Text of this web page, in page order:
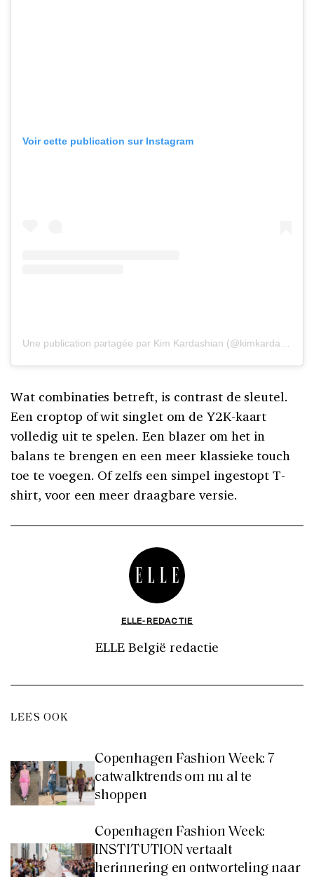
Voir cette publication sur Instagram
Une publication partagée par Kim Kardashian (@kimkardashian)
Wat combinaties betreft, is contrast de sleutel.
Een croptop of wit singlet om de Y2K-kaart
volledig uit te spelen. Een blazer om het in
balans te brengen en een meer klassieke touch
toe te voegen. Of zelfs een simpel ingestopt T-
shirt, voor een meer draagbare versie.
ELLE-REDACTIE
ELLE België redactie
LEES OOK
Copenhagen Fashion Week: 7
catwalktrends om nu al te
shoppen
Copenhagen Fashion Week:
INSTITUTION vertaalt
herinnering en ontworteling naar